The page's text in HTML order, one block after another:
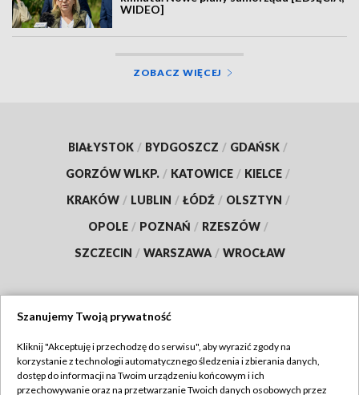
WIDEO]
ZOBACZ WIĘCEJ
BIAŁYSTOK / BYDGOSZCZ / GDAŃSK /
GORZÓW WLKP. / KATOWICE / KIELCE /
KRAKÓW / LUBLIN / ŁÓDŹ / OLSZTYN /
OPOLE / POZNAŃ / RZESZÓW /
SZCZECIN / WARSZAWA / WROCŁAW
TVP
Abonament TVP
Szanujemy Twoją prywatność
Kliknij "Akceptuję i przechodzę do serwisu", aby wyrazić zgody na
korzystanie z technologii automatycznego śledzenia i zbierania danych,
dostęp do informacji na Twoim urządzeniu końcowym i ich
przechowywanie oraz na przetwarzanie Twoich danych osobowych przez